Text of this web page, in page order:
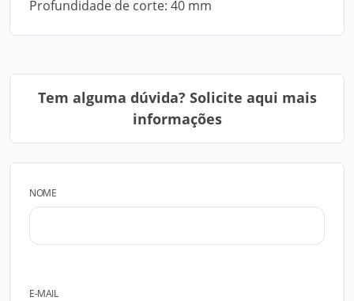
Profundidade de corte: 40 mm
Tem alguma dúvida? Solicite aqui mais
informações
NOME
E-MAIL